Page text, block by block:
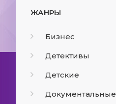
ЖАНРЫ
Бизнес
Детективы
Детские
Документальные